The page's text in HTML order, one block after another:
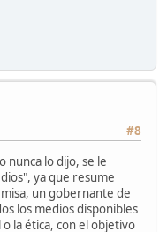
#8
nunca lo dijo, se le
ya que resume
un gobernante de
los medios disponibles
la ética, con el objetivo